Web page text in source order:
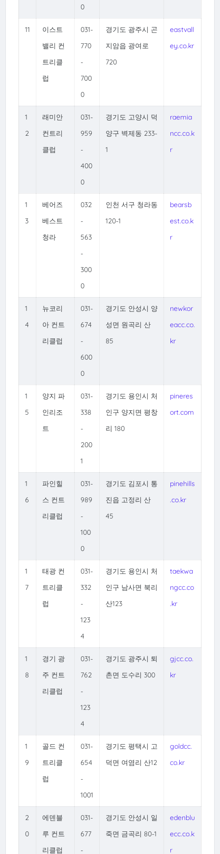
0
11
이스트
밸리 컨
트리클
럽
031-
770
-
700
0
경기도 광주시 곤
지암읍 광여로
720
eastvall
ey.co.kr
1
2
래미안
컨트리
클럽
031-
959
-
400
0
경기도 고양시 덕
양구 벽제동 233-
1
raemia
ncc.co.k
r
1
3
베어즈
베스트
청라
032
-
563
-
300
0
인천 서구 청라동
120-1
bearsb
est.co.k
r
1
4
뉴코리
아 컨트
리클럽
031-
674
-
600
0
경기도 안성시 양
성면 원곡리 산
85
newkor
eacc.co.
kr
1
5
양지 파
인리조
트
031-
338
-
200
1
경기도 용인시 처
인구 양지면 평창
리 180
pineres
ort.com
1
6
파인힐
스 컨트
리클럽
031-
989
-
100
0
경기도 김포시 통
진읍 고정리 산
45
pinehills
.co.kr
1
7
태광 컨
트리클
럽
031-
332
-
123
4
경기도 용인시 처
인구 남사면 북리
산123
taekwa
ngcc.co
.kr
1
8
경기 광
주 컨트
리클럽
031-
762
-
123
4
경기도 광주시 퇴
촌면 도수리 300
gjcc.co.
kr
1
9
골드 컨
트리클
럽
031-
654
-
1001
경기도 평택시 고
덕면 여염리 산12
goldcc.
co.kr
2
0
에덴블
루 컨트
리클럽
031-
677
-
경기도 안성시 일
죽면 금곡리 80-1
edenblu
ecc.co.k
r